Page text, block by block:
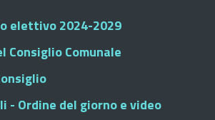
elettivo 2024-2029
Consiglio Comunale
- Ordine del giorno e video